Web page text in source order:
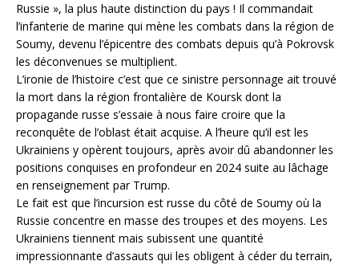
Russie », la plus haute distinction du pays ! Il commandait
l’infanterie de marine qui mène les combats dans la région de
Soumy, devenu l’épicentre des combats depuis qu’à Pokrovsk
les déconvenues se multiplient.
L’ironie de l’histoire c’est que ce sinistre personnage ait trouvé
la mort dans la région frontalière de Koursk dont la
propagande russe s’essaie à nous faire croire que la
reconquête de l’oblast était acquise. A l’heure qu’il est les
Ukrainiens y opèrent toujours, après avoir dû abandonner les
positions conquises en profondeur en 2024 suite au lâchage
en renseignement par Trump.
Le fait est que l’incursion est russe du côté de Soumy où la
Russie concentre en masse des troupes et des moyens. Les
Ukrainiens tiennent mais subissent une quantité
impressionnante d’assauts qui les obligent à céder du terrain,